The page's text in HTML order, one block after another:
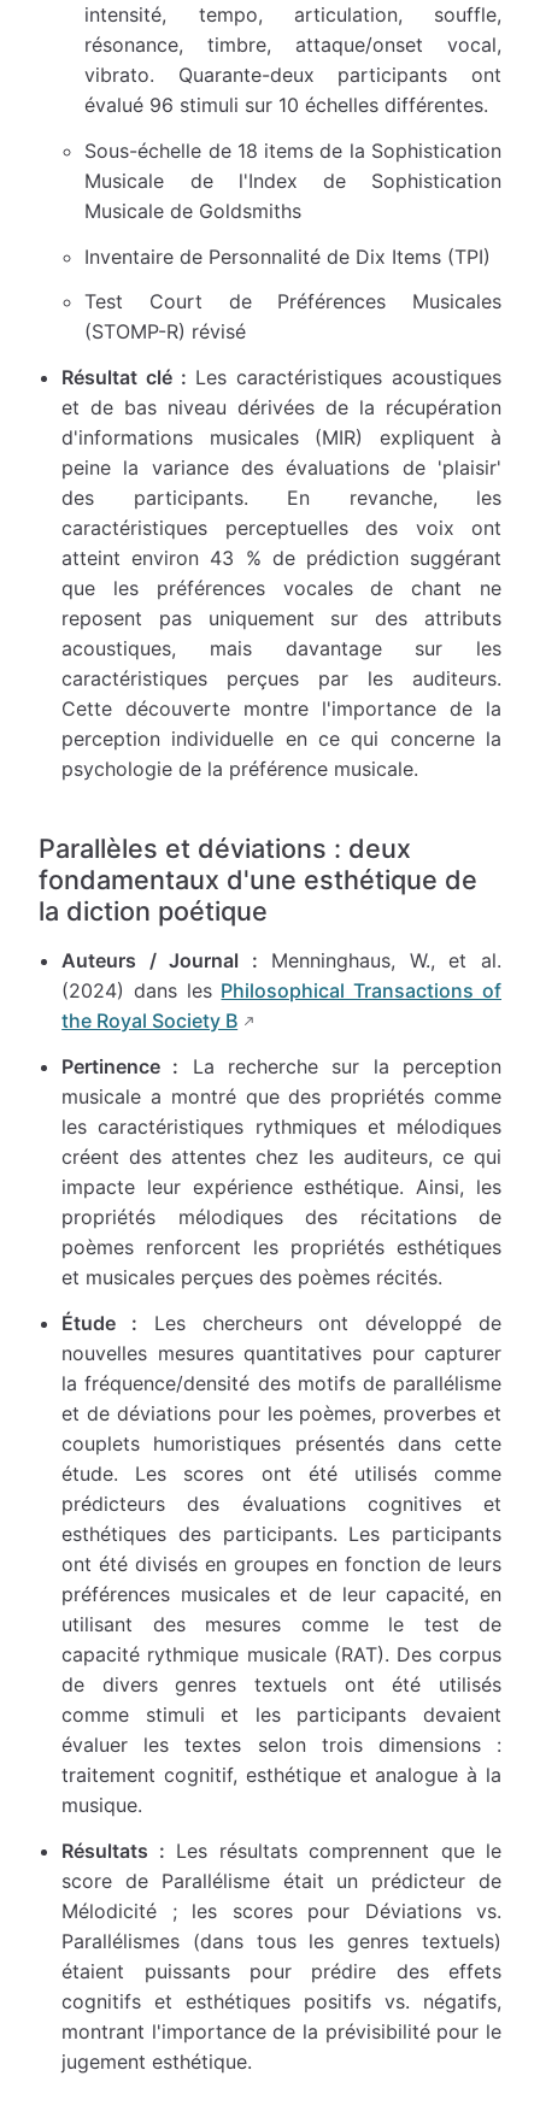
intensité, tempo, articulation, souffle,
résonance, timbre, attaque/onset vocal,
vibrato. Quarante-deux participants ont
évalué 96 stimuli sur 10 échelles différentes.
Sous-échelle de 18 items de la Sophistication
Musicale de l'Index de Sophistication
Musicale de Goldsmiths
Inventaire de Personnalité de Dix Items (TPI)
Test Court de Préférences Musicales
(STOMP-R) révisé
Résultat clé : Les caractéristiques acoustiques
et de bas niveau dérivées de la récupération
d'informations musicales (MIR) expliquent à
peine la variance des évaluations de 'plaisir'
des participants. En revanche, les
caractéristiques perceptuelles des voix ont
atteint environ 43 % de prédiction suggérant
que les préférences vocales de chant ne
reposent pas uniquement sur des attributs
acoustiques, mais davantage sur les
caractéristiques perçues par les auditeurs.
Cette découverte montre l'importance de la
perception individuelle en ce qui concerne la
psychologie de la préférence musicale.
Parallèles et déviations : deux
fondamentaux d'une esthétique de
la diction poétique
Auteurs / Journal : Menninghaus, W., et al.
(2024) dans les Philosophical Transactions of
the Royal Society B
Pertinence : La recherche sur la perception
musicale a montré que des propriétés comme
les caractéristiques rythmiques et mélodiques
créent des attentes chez les auditeurs, ce qui
impacte leur expérience esthétique. Ainsi, les
propriétés mélodiques des récitations de
poèmes renforcent les propriétés esthétiques
et musicales perçues des poèmes récités.
Étude : Les chercheurs ont développé de
nouvelles mesures quantitatives pour capturer
la fréquence/densité des motifs de parallélisme
et de déviations pour les poèmes, proverbes et
couplets humoristiques présentés dans cette
étude. Les scores ont été utilisés comme
prédicteurs des évaluations cognitives et
esthétiques des participants. Les participants
ont été divisés en groupes en fonction de leurs
préférences musicales et de leur capacité, en
utilisant des mesures comme le test de
capacité rythmique musicale (RAT). Des corpus
de divers genres textuels ont été utilisés
comme stimuli et les participants devaient
évaluer les textes selon trois dimensions :
traitement cognitif, esthétique et analogue à la
musique.
Résultats : Les résultats comprennent que le
score de Parallélisme était un prédicteur de
Mélodicité ; les scores pour Déviations vs.
Parallélismes (dans tous les genres textuels)
étaient puissants pour prédire des effets
cognitifs et esthétiques positifs vs. négatifs,
montrant l'importance de la prévisibilité pour le
jugement esthétique.